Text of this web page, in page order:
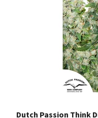
Dutch Passion Think